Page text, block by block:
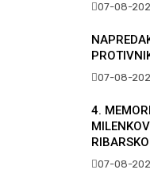
07-08-
07-08-
4.
07-08-